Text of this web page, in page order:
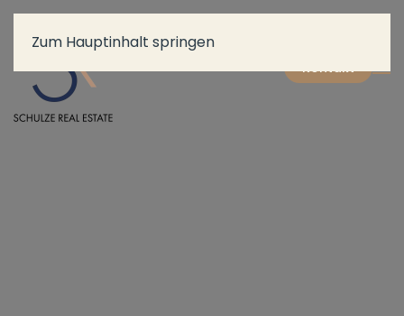
Zum Hauptinhalt springen
Kontakt